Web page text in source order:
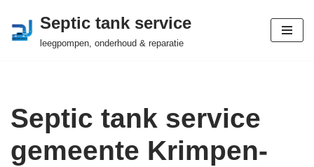
Ga
Septic tank service
leegpompen, onderhoud & reparatie
Septic tank service
gemeente Krimpen-